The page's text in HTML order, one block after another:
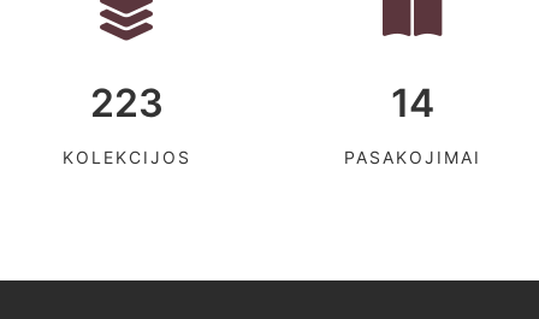
223
KOLEKCIJOS
14
PASAKOJIMAI